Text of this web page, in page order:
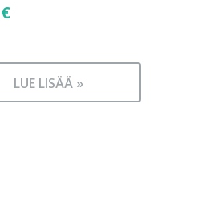
€
LUE LISÄÄ »